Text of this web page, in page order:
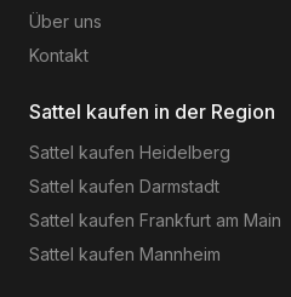
Über uns
Kontakt
Sattel kaufen in der Region
Sattel kaufen Heidelberg
Sattel kaufen Darmstadt
Sattel kaufen Frankfurt am Main
Sattel kaufen Mannheim